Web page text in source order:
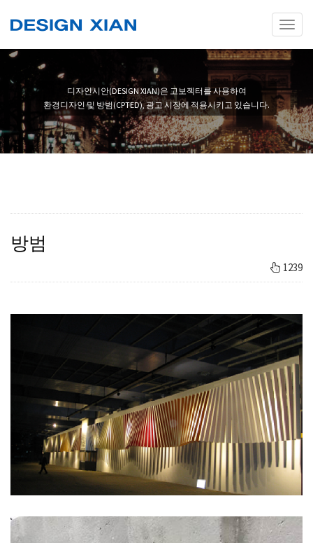
디자인시안(DESIGN XIAN)은 고보젝터를 사용하여
환경디자인 및 방범(CPTED), 광고 시장에 적용시키고 있습니다.
방범
1239